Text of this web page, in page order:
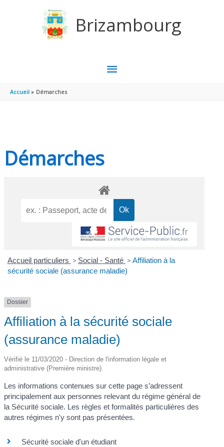
Brizambourg
MENU
Accueil Démarches
Démarches
Accueil particuliers > Social - Santé > Affiliation à la
sécurité sociale (assurance maladie)
Dossier
Affiliation à la sécurité sociale
(assurance maladie)
Vérifié le 11/03/2020 - Direction de l'information légale et
administrative (Première ministre)
Les informations contenues sur cette page s’adressent
principalement aux personnes relevant du régime général de
la Sécurité sociale. Les règles et formalités particulières des
autres régimes n'y sont pas présentées.
Sécurité sociale d'un étudiant